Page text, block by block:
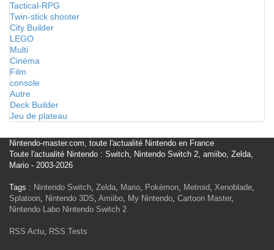
Tactical-RPG
Twin-stick shooter
City Builder
LEGO
Multi
Cinéma
Film
console
Autre
Deck Builder
Jeu de plateau
Nintendo-master.com, toute l'actualité Nintendo en France
Toute l'actualité Nintendo : Switch, Nintendo Switch 2, amiibo, Zelda,
Mario - 2003-2026
Tags : Nintendo Switch, Zelda, Mario, Pokémon, Metroid, Xenoblade,
Splatoon, Nintendo 3DS, Amiibo, My Nintendo, Cartoon Master,
Nintendo Labo Nintendo Switch 2
RSS Actu, RSS Tests